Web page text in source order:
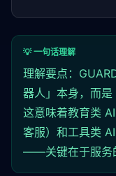
💡 一句话理解
理解要点：
器人」本身，而是
这意味着教育类
客服）和工具类
——关键在于服务